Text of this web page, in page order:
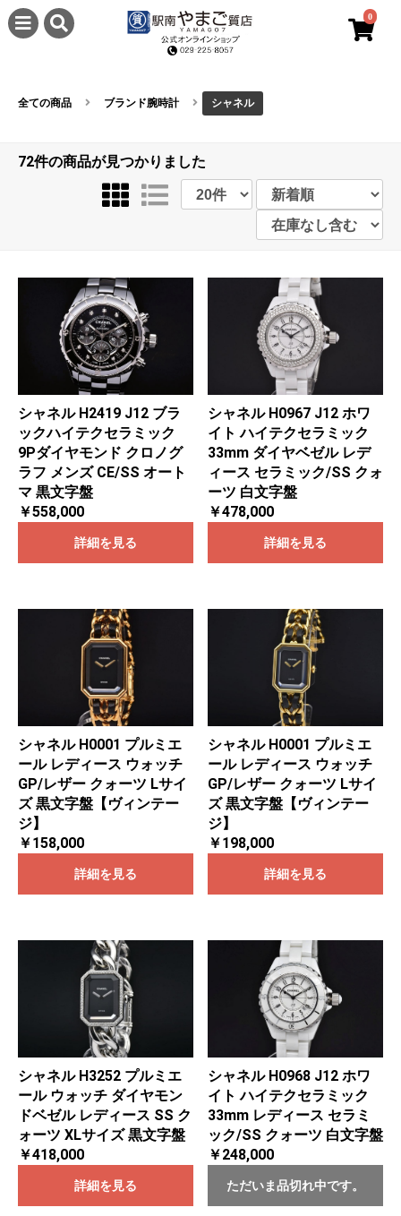
0
全ての商品 ブランド腕時計 シャネル
72件の商品が見つかりました
シャネル H2419 J12 ブラ
ックハイテクセラミック
9Pダイヤモンド クロノグ
ラフ メンズ CE/SS オート
マ 黒文字盤
￥558,000
詳細を見る
シャネル H0967 J12 ホワ
イト ハイテクセラミック
33mm ダイヤベゼル レデ
ィース セラミック/SS クォ
ーツ 白文字盤
￥478,000
詳細を見る
シャネル H0001 プルミエ
ール レディース ウォッチ
GP/レザー クォーツ Lサイ
ズ 黒文字盤【ヴィンテー
ジ】
￥158,000
詳細を見る
シャネル H0001 プルミエ
ール レディース ウォッチ
GP/レザー クォーツ Lサイ
ズ 黒文字盤【ヴィンテー
ジ】
￥198,000
詳細を見る
シャネル H3252 プルミエ
ール ウォッチ ダイヤモン
ドベゼル レディース SS ク
ォーツ XLサイズ 黒文字盤
￥418,000
詳細を見る
シャネル H0968 J12 ホワ
イト ハイテクセラミック
33mm レディース セラミ
ック/SS クォーツ 白文字盤
￥248,000
ただいま品切れ中です。